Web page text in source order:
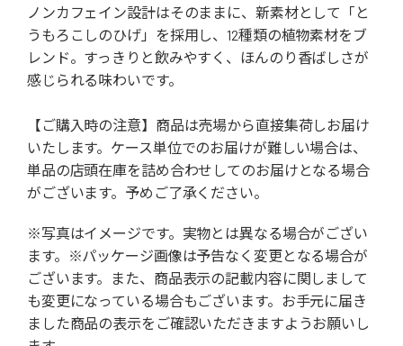
ノンカフェイン設計はそのままに、新素材として「と
うもろこしのひげ」を採用し、12種類の植物素材をブ
レンド。すっきりと飲みやすく、ほんのり香ばしさが
感じられる味わいです。
【ご購入時の注意】商品は売場から直接集荷しお届け
いたします。ケース単位でのお届けが難しい場合は、
単品の店頭在庫を詰め合わせしてのお届けとなる場合
がございます。予めご了承ください。
※写真はイメージです。実物とは異なる場合がござい
ます。※パッケージ画像は予告なく変更となる場合が
ございます。また、商品表示の記載内容に関しまして
も変更になっている場合もございます。お手元に届き
ました商品の表示をご確認いただきますようお願いし